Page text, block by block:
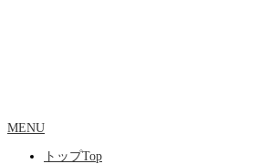
MENU
トップTop